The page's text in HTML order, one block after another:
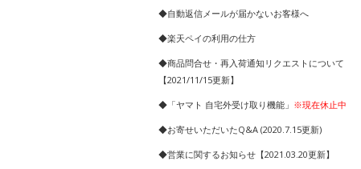
◆自動返信メールが届かないお客様へ
◆楽天ペイの利用の仕方
◆商品問合せ・再入荷通知リクエストについて
【2021/11/15更新】
◆「ヤマト 自宅外受け取り機能」 ※現在休止中
◆お寄せいただいたQ&A (2020.7.15更新)
◆営業に関するお知らせ【2021.03.20更新】